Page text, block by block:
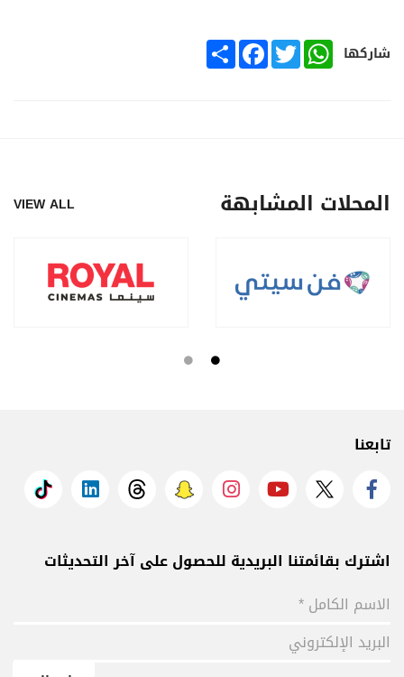
شاركها SHARE
FACEBOOKTWITTER
WHATSAPP
المحلات المشابهة VIEW ALL
تابعنا
اشترك بقائمتنا البريدية للحصول على آخر التحديثات